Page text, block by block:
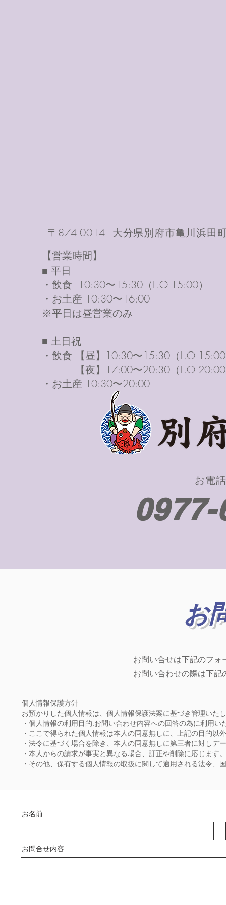
〒874-0014 大分県別府市亀川浜田
【営業時間】
■ 平日
・飲食 10:30〜15:30（L.O 15:00）
・お土産 10:30〜16:00
※平日は昼営業のみ
■ 土日祝
・飲食 【昼】10:30〜15:30（L.O
【夜】17:00〜20:30（L.O 20:00
・お土産 10:30〜20:00
お電
お
お問い合せは下記のフ
お問い合わせの際は下
個人情報保護方針
お預かりした個人情報は、個人情報保護法案に基づき管理いた
・個人情報の利用目的:お問い合わせ内容への回答の為に利用い
・ここで得られた個人情報は本人の同意無しに、上記の目的以
・法令に基づく場合を除き、本人の同意無しに第三者に対しデ
・本人からの請求が事実と異なる場合、訂正や削除に応じます。
・その他、保有する個人情報の取扱に関して適用される法令
お名前
お問合せ内容